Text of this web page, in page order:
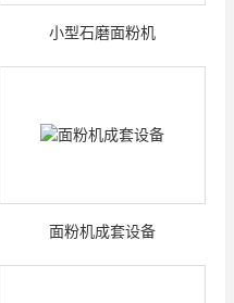
小型石磨面粉机
面粉机成套设备